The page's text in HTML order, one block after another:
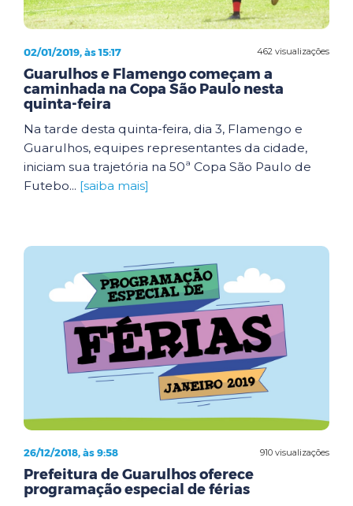
462 visualizações
02/01/2019, às 15:17
Guarulhos e Flamengo começam a
caminhada na Copa São Paulo nesta
quinta-feira
Na tarde desta quinta-feira, dia 3, Flamengo e
Guarulhos, equipes representantes da cidade,
iniciam sua trajetória na 50ª Copa São Paulo de
Futebo... [saiba mais]
910 visualizações
26/12/2018, às 9:58
Prefeitura de Guarulhos oferece
programação especial de férias